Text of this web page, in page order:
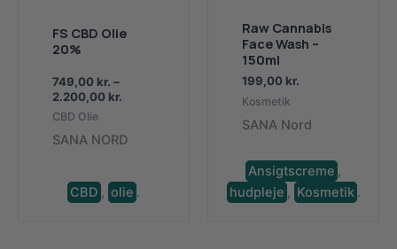
FS CBD Olie
20%
749,00 kr. –
2.200,00 kr.
2.200,00 kr.
CBD Olie
SANA NORD
CBD , olie .
Raw Cannabis
Face Wash –
150ml
199,00 kr.
Kosmetik
SANA Nord
Ansigtscreme ,
hudpleje , Kosmetik .